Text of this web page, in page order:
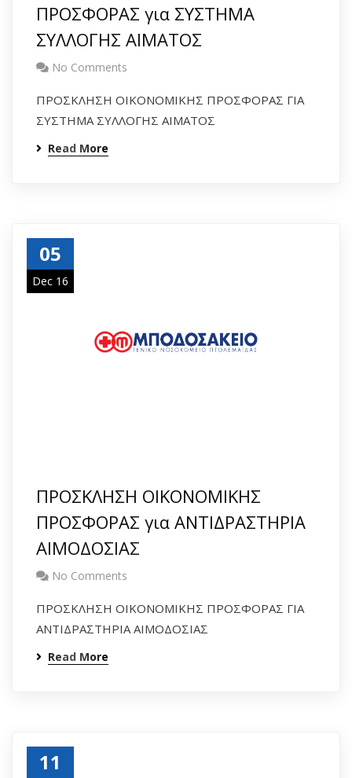
ΠΡΟΣΦΟΡΑΣ για ΣΥΣΤΗΜΑ
ΣΥΛΛΟΓΗΣ ΑΙΜΑΤΟΣ
No Comments
ΠΡΟΣΚΛΗΣΗ ΟΙΚΟΝΟΜΙΚΗΣ ΠΡΟΣΦΟΡΑΣ ΓΙΑ
ΣΥΣΤΗΜΑ ΣΥΛΛΟΓΗΣ ΑΙΜΑΤΟΣ
Read More
05
Dec 16
ΠΡΟΣΚΛΗΣΗ ΟΙΚΟΝΟΜΙΚΗΣ
ΠΡΟΣΦΟΡΑΣ για ΑΝΤΙΔΡΑΣΤΗΡΙΑ
ΑΙΜΟΔΟΣΙΑΣ
No Comments
ΠΡΟΣΚΛΗΣΗ ΟΙΚΟΝΟΜΙΚΗΣ ΠΡΟΣΦΟΡΑΣ ΓΙΑ
ΑΝΤΙΔΡΑΣΤΗΡΙΑ ΑΙΜΟΔΟΣΙΑΣ
Read More
11